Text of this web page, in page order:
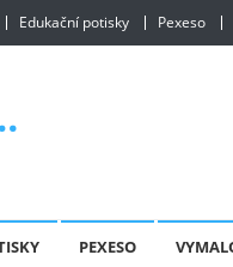
Edukační potisky Pexeso
PEXESO